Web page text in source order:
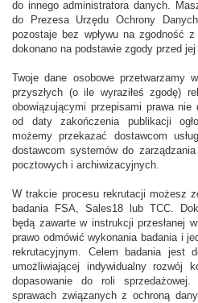
do innego administratora danych.
do Prezesa Urzędu Ochrony
pozostaje bez wpływu na zgodność
dokonano na podstawie zgody przed
Twoje dane osobowe przetwarzamy
przyszłych (o ile wyraziłeś zgodę)
obowiązującymi przepisami prawa
od daty zakończenia publikacji
możemy przekazać dostawcom
dostawcom systemów do
pocztowych i archiwizacyjnych.
W trakcie procesu rekrutacji możesz
badania FSA, Sales18 lub TCC.
będą zawarte w instrukcji przesłanej
prawo odmówić wykonania badania i
rekrutacyjnym. Celem badania jest
umożliwiającej indywidualny rozwój
dopasowanie do roli
sprawach związanych z ochroną